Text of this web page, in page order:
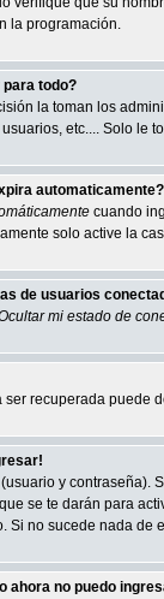
la programación.
todo?
la toman los
etc.... Solo le
automaticamente?
cuando
solo active la
de usuarios
mi estado de
recuperada puede
y contraseña).
se te darán para
Si no sucede nada de
ahora no puedo